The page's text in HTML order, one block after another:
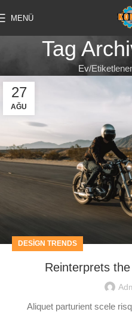
MENÜ
Tag
Ev
27
AĞU
DESIGN TRENDS
Reinterprets
Aliquet parturient scele